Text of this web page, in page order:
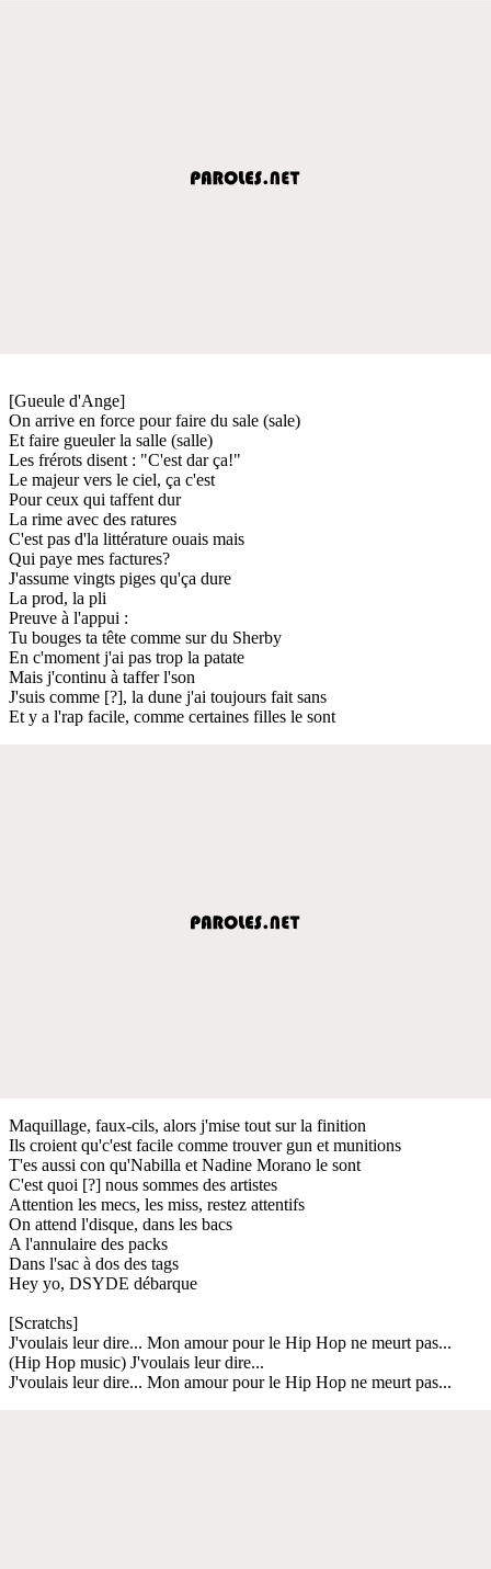
[Gueule d'Ange]
On arrive en force pour faire du sale (sale)
Et faire gueuler la salle (salle)
Les frérots disent : "C'est dar ça!"
Le majeur vers le ciel, ça c'est
Pour ceux qui taffent dur
La rime avec des ratures
C'est pas d'la littérature ouais mais
Qui paye mes factures?
J'assume vingts piges qu'ça dure
La prod, la pli
Preuve à l'appui :
Tu bouges ta tête comme sur du Sherby
En c'moment j'ai pas trop la patate
Mais j'continu à taffer l'son
J'suis comme [?], la dune j'ai toujours fait sans
Et y a l'rap facile, comme certaines filles le sont
Maquillage, faux-cils, alors j'mise tout sur la finition
Ils croient qu'c'est facile comme trouver gun et munitions
T'es aussi con qu'Nabilla et Nadine Morano le sont
C'est quoi [?] nous sommes des artistes
Attention les mecs, les miss, restez attentifs
On attend l'disque, dans les bacs
A l'annulaire des packs
Dans l'sac à dos des tags
Hey yo, DSYDE débarque
[Scratchs]
J'voulais leur dire... Mon amour pour le Hip Hop ne meurt pas...
(Hip Hop music) J'voulais leur dire...
J'voulais leur dire... Mon amour pour le Hip Hop ne meurt pas...